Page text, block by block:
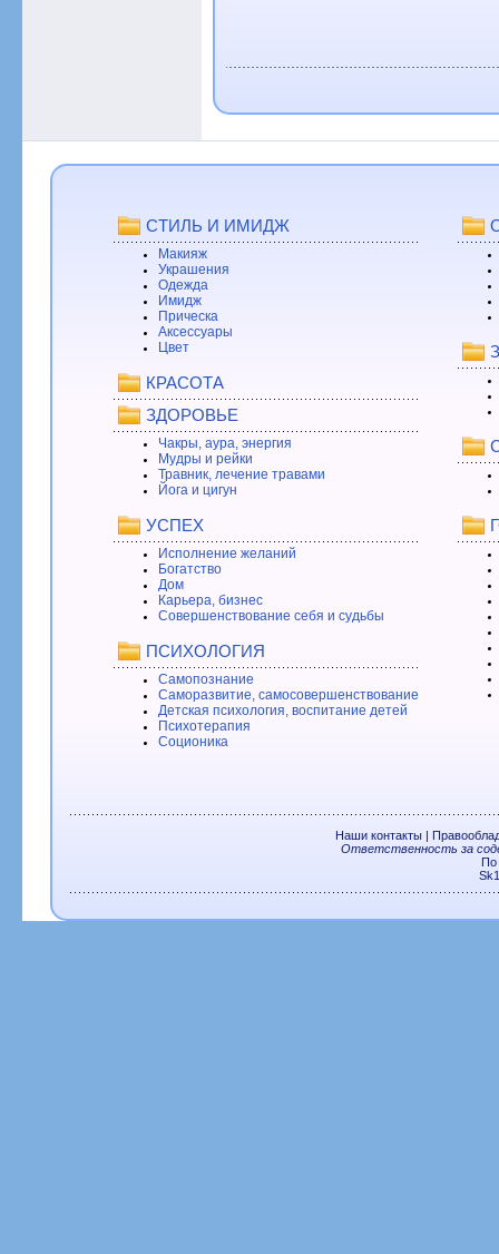
СТИЛЬ И ИМИДЖ
Макияж
Украшения
Одежда
Имидж
Прическа
Аксессуары
Цвет
КРАСОТА
ЗДОРОВЬЕ
Чакры, аура, энергия
Мудры и рейки
Травник, лечение травами
Йога и цигун
УСПЕХ
Исполнение желаний
Богатство
Дом
Карьера, бизнес
Совершенствование себя и судьбы
ПСИХОЛОГИЯ
Самопознание
Саморазвитие, самосовершенствование
Детская психология, воспитание детей
Психотерапия
Соционика
Наши контакты|
Ответственность за
По